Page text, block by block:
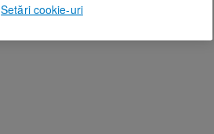
Setări cookie-uri